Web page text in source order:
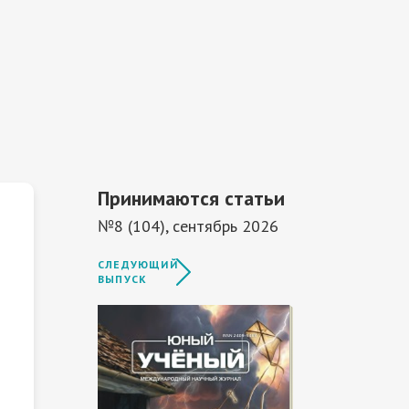
Принимаются статьи
№8 (104), сентябрь 2026
СЛЕДУЮЩИЙ
ВЫПУСК